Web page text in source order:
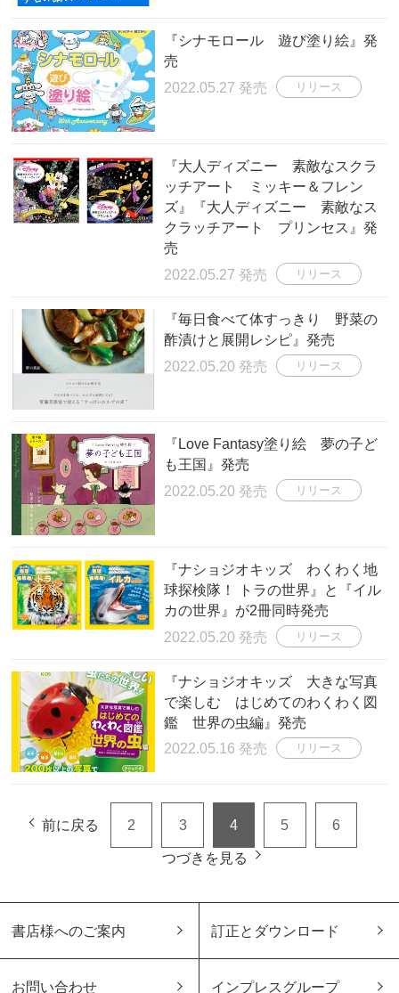
『シナモロール 遊び塗り絵』発
売
2022.05.27 発売
リリース
『大人ディズニー 素敵なスクラ
ッチアート ミッキー＆フレン
ズ』『大人ディズニー 素敵なス
クラッチアート プリンセス』発
売
2022.05.27 発売
リリース
『毎日食べて体すっきり 野菜の
酢漬けと展開レシピ』発売
2022.05.20 発売
リリース
『Love Fantasy塗り絵 夢の子ど
も王国』発売
2022.05.20 発売
リリース
『ナショジオキッズ わくわく地
球探検隊！ トラの世界』と『イル
カの世界』が2冊同時発売
2022.05.20 発売
リリース
『ナショジオキッズ 大きな写真
で楽しむ はじめてのわくわく図
鑑 世界の虫編』発売
2022.05.16 発売
リリース
前に戻る 2 3 4 5 6
つづきを見る
書店様へのご案内 訂正とダウンロード
お問い合わせ インプレスグループ